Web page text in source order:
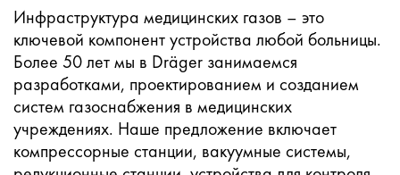
Инфраструктура медицинских газов – это
ключевой компонент устройства любой больницы.
Более 50 лет мы в Dräger занимаемся
разработками, проектированием и созданием
систем газоснабжения в медицинских
учреждениях. Наше предложение включает
компрессорные станции, вакуумные системы,